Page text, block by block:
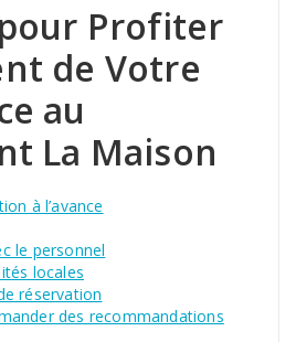
Profiter
de Votre
au
La Maison
à l’avance
le personnel
locales
réservation
des recommandations